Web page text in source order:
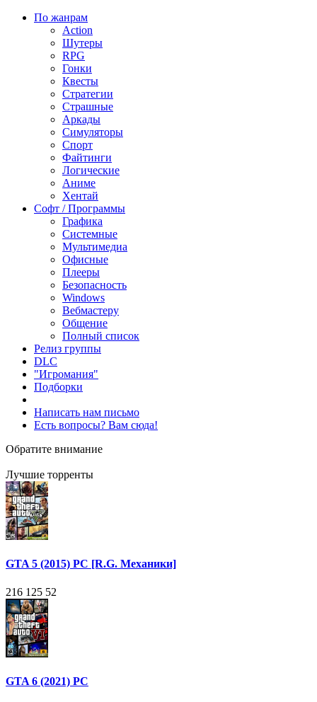
По жанрам
Action
Шутеры
RPG
Гонки
Квесты
Стратегии
Страшные
Аркады
Симуляторы
Спорт
Файтинги
Логические
Аниме
Хентай
Софт / Программы
Графика
Системные
Мультимедиа
Офисные
Плееры
Безопасность
Windows
Вебмастеру
Общение
Полный список
Релиз группы
DLC
"Игромания"
Подборки
Написать нам письмо
Есть вопросы? Вам сюда!
Обратите внимание
Лучшие торренты
GTA 5 (2015) PC [R.G. Механики]
216 125 52
GTA 6 (2021) PC